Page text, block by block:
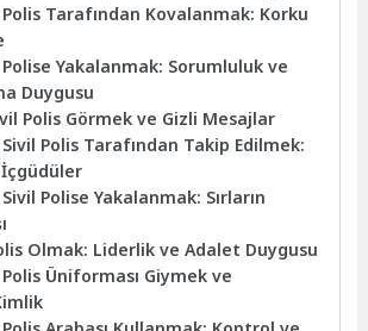
Tarafından Kovalanmak: Korku
Yakalanmak: Sorumluluk ve
Duygusu
Polis Görmek ve Gizli Mesajlar
Polis Tarafından Takip Edilmek:
Polise Yakalanmak: Sırların
Olmak: Liderlik ve Adalet Duygusu
Üniforması Giymek ve